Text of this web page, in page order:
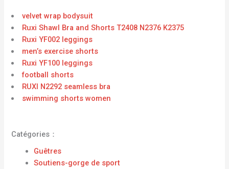
velvet wrap bodysuit
Ruxi Shawl Bra and Shorts T2408 N2376 K2375
Ruxi YF002 leggings
men’s exercise shorts
Ruxi YF100 leggings
football shorts
RUXI N2292 seamless bra
swimming shorts women
Catégories：
Guêtres
Soutiens-gorge de sport